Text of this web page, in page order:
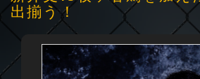
出揃う！